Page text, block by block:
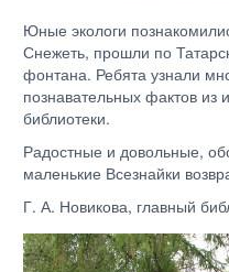
Юные экологи
Снежеть, прошли по
фонтана. Ребята узнали
познавательных фактов из
библиотеки.
Радостные и довольные,
маленькие Всезнайки
Г. А. Новикова, главный